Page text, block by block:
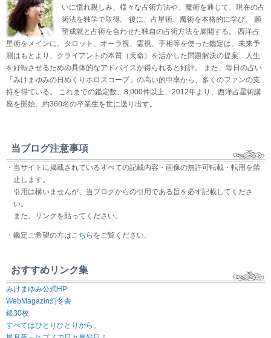
いに慣れ親しみ、様々な占術方法や、魔術を通じて、現在の占
術法を独学で取得。 後に、占星術、魔術を本格的に学び、 願
望成就と占術を合わせた独自の占術方法を展開する。 西洋占
星術をメインに、タロット、オーラ視、霊視、手相等を使った鑑定は、未来予
測はもとより、クライアントの本質（天命）を活かした問題解決の提案、人生
を好転させるための具体的なアドバイスが得られると好評。 また、毎日の占い
「みけまゆみの日めくりホロスコープ」の高い的中率から、多くのファンの支
持を得ている。 これまでの鑑定数、8,000件以上、2012年より、西洋占星術講
座を開始。約360名の卒業生を世に送り出す。
当ブログ注意事項
・当サイトに掲載されているすべての記載内容・画像の無許可転載・転用を禁
止します。
引用は構いませんが、当ブログからの引用である旨を必ず記載してくださ
い。
また、リンクを貼ってください。
・鑑定ご希望の方はこちら をご覧ください。
おすすめリンク集
みけまゆみ公式HP
WebMagazin幻冬舎
銀30枚
すべてはひとりひとりから。